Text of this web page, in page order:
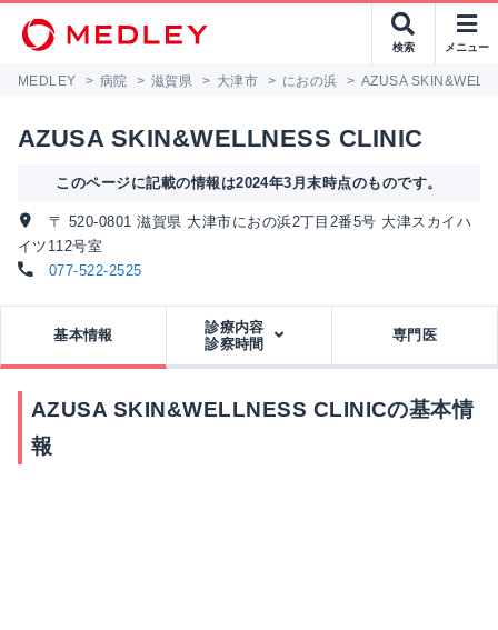
検索 メニュー
MEDLEY > 病院 > 滋賀県 > 大津市 > におの浜 > AZUSA
AZUSA SKIN&WELLNESS CLINIC
このページに記載の情報は2024年3月末時点のものです。
〒 520-0801 滋賀県 大津市におの浜2丁目2番5号 大津スカイハ
イツ112号室
077-522-2525
基本情報
診療内容
診察時間
専門医
AZUSA SKIN&WELLNESS CLINICの基本情
報